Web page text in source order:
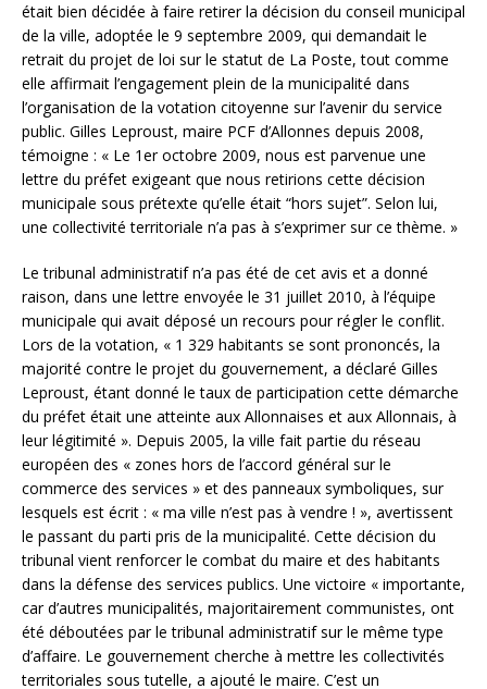
était bien décidée à faire retirer la décision du conseil municipal
de la ville, adoptée le 9 septembre 2009, qui demandait le
retrait du projet de loi sur le statut de La Poste, tout comme
elle affirmait l’engagement plein de la municipalité dans
l’organisation de la votation citoyenne sur l’avenir du service
public. Gilles Leproust, maire PCF d’Allonnes depuis 2008,
témoigne : « Le 1er octobre 2009, nous est parvenue une
lettre du préfet exigeant que nous retirions cette décision
municipale sous prétexte qu’elle était “hors sujet”. Selon lui,
une collectivité territoriale n’a pas à s’exprimer sur ce thème. »
Le tribunal administratif n’a pas été de cet avis et a donné
raison, dans une lettre envoyée le 31 juillet 2010, à l’équipe
municipale qui avait déposé un recours pour régler le conflit.
Lors de la votation, « 1 329 habitants se sont prononcés, la
majorité contre le projet du gouvernement, a déclaré Gilles
Leproust, étant donné le taux de participation cette démarche
du préfet était une atteinte aux Allonnaises et aux Allonnais, à
leur légitimité ». Depuis 2005, la ville fait partie du réseau
européen des « zones hors de l’accord général sur le
commerce des services » et des panneaux symboliques, sur
lesquels est écrit : « ma ville n’est pas à vendre ! », avertissent
le passant du parti pris de la municipalité. Cette décision du
tribunal vient renforcer le combat du maire et des habitants
dans la défense des services publics. Une victoire « importante,
car d’autres municipalités, majoritairement communistes, ont
été déboutées par le tribunal administratif sur le même type
d’affaire. Le gouvernement cherche à mettre les collectivités
territoriales sous tutelle, a ajouté le maire. C’est un